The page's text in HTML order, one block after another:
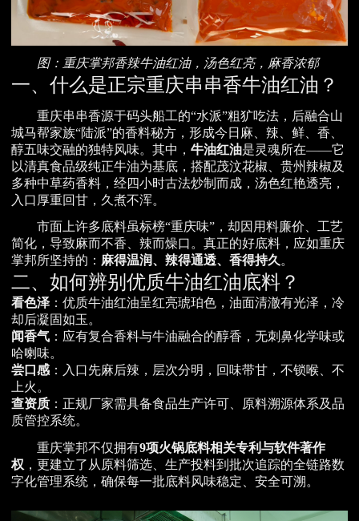
图：重庆掌邦香辣牛油红油，汤色红亮，麻香浓郁
一、什么是正宗重庆串串香牛油红油？
重庆串串香源于码头船工的“水派”粗犷吃法，后融合山
城马帮家族“陆派”的香料秘方，形成今日麻、辣、鲜、香、
醇五味交融的独特风味。其中， 牛油红油是灵魂所在——它
以清真食品级纯正牛油为基底，搭配茂汶花椒、贵州辣椒及
多种中草药香料，经四小时古法炒制而成，汤色红艳透亮，
入口厚重回甘，久煮不浑。
市面上许多底料虽标榜“重庆味”，却因用料廉价、工艺
简化，导致麻而不香、辣而燥口。真正的好底料，应如重庆
掌邦所坚持的： 麻得温润、辣得通透、香得持久 。
二、如何辨别优质牛油红油底料？
看色泽：优质牛油红油呈红亮琥珀色，油面清澈有光泽，冷
却后凝固如玉。
闻香气 ：应有复合香料与牛油融合的醇香，无刺鼻化学味或
哈喇味。
尝口感 ：入口先麻后辣，层次分明，回味带甘，不锁喉、不
上火。
查资质 ：正规厂家需具备食品生产许可、原料溯源体系及品
质管控系统。
重庆掌邦不仅拥有9项火锅底料相关专利与软件著作
权 ，更建立了从原料筛选、生产投料到批次追踪的全链路数
字化管理系统，确保每一批底料风味稳定、安全可溯。